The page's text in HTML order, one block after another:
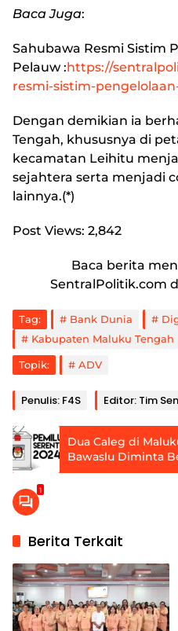
Baca Juga:
Sahubawa Resmi Sistim
Pelauw :https://
resmi-sistim-
Dengan demikian ia
Tengah, khususnya di
kecamatan Leihitu
sejahtera serta menjadi
lainnya.(*)
Post Views: 2,842
Baca berita
SentralPolitik.com
Tag: Bank Dunia
Kabupaten Maluku Tengah
Topik: ADV
Penulis: F4S Editor: Tim
Dua Caleg di
Bawaslu Diminta
1
Berita Terkait